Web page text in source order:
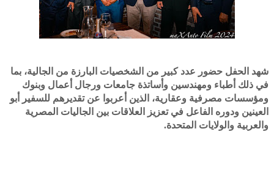
شهد الحفل حضور عدد كبير من الشخصيات البارزة من الجالية، بما
في ذلك أطباء ومهندسين وأساتذة جامعات ورجال أعمال وبنوك
ومؤسسات مصرفية وعقارية، الذين أعربوا عن تقديرهم للسفير أبو
العينين ودوره الفاعل في تعزيز العلاقات بين الجاليات المصرية
والعربية والولايات المتحدة.